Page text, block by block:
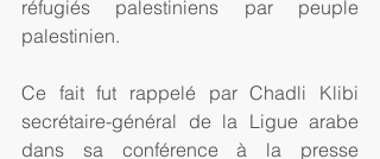
réfugiés palestiniens par peuple
palestinien.
Ce fait fut rappelé par Chadli Klibi
secrétaire-général de la Ligue arabe
dans sa conférence à la presse